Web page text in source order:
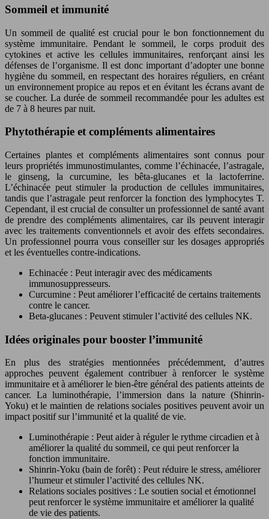
Sommeil et immunité
Un sommeil de qualité est crucial pour le bon fonctionnement du
système immunitaire. Pendant le sommeil, le corps produit des
cytokines et active les cellules immunitaires, renforçant ainsi les
défenses de l’organisme. Il est donc important d’adopter une bonne
hygiène du sommeil, en respectant des horaires réguliers, en créant
un environnement propice au repos et en évitant les écrans avant de
se coucher. La durée de sommeil recommandée pour les adultes est
de 7 à 8 heures par nuit.
Phytothérapie et compléments alimentaires
Certaines plantes et compléments alimentaires sont connus pour
leurs propriétés immunostimulantes, comme l’échinacée, l’astragale,
le ginseng, la curcumine, les bêta-glucanes et la lactoferrine.
L’échinacée peut stimuler la production de cellules immunitaires,
tandis que l’astragale peut renforcer la fonction des lymphocytes T.
Cependant, il est crucial de consulter un professionnel de santé avant
de prendre des compléments alimentaires, car ils peuvent interagir
avec les traitements conventionnels et avoir des effets secondaires.
Un professionnel pourra vous conseiller sur les dosages appropriés
et les éventuelles contre-indications.
Echinacée : Peut interagir avec des médicaments
immunosuppresseurs.
Curcumine : Peut améliorer l’efficacité de certains traitements
contre le cancer.
Beta-glucanes : Peuvent stimuler l’activité des cellules NK.
Idées originales pour booster l’immunité
En plus des stratégies mentionnées précédemment, d’autres
approches peuvent également contribuer à renforcer le système
immunitaire et à améliorer le bien-être général des patients atteints de
cancer. La luminothérapie, l’immersion dans la nature (Shinrin-
Yoku) et le maintien de relations sociales positives peuvent avoir un
impact positif sur l’immunité et la qualité de vie.
Luminothérapie : Peut aider à réguler le rythme circadien et à
améliorer la qualité du sommeil, ce qui peut renforcer la
fonction immunitaire.
Shinrin-Yoku (bain de forêt) : Peut réduire le stress, améliorer
l’humeur et stimuler l’activité des cellules NK.
Relations sociales positives : Le soutien social et émotionnel
peut renforcer le système immunitaire et améliorer la qualité
de vie des patients.